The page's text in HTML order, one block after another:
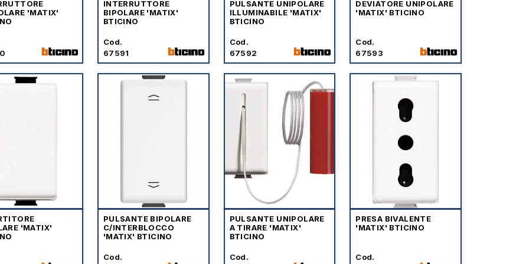
'MATIX'
INTERRUTTORE
BIPOLARE 'MATIX'
BTICINO
Cod.
67591
PULSANTE UNIPOLARE
ILLUMINABILE 'MATIX'
BTICINO
Cod.
67592
DEVIATORE UNIPOLARE
'MATIX' BTICINO
Cod.
67593
'MATIX'
PULSANTE BIPOLARE
C/INTERBLOCCO
'MATIX' BTICINO
Cod.
PULSANTE UNIPOLARE
A TIRARE 'MATIX'
BTICINO
Cod.
PRESA BIVALENTE
'MATIX' BTICINO
Cod.